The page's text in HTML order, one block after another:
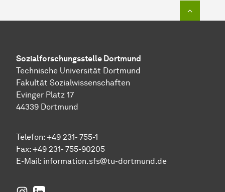
Sozial­forschungs­stelle Dortmund
Technische Universität Dortmund
Fakultät Sozialwissenschaften
Evinger Platz 17
44339 Dortmund
Telefon: +49 231- 755-1
Fax: +49 231- 755-90205
E-Mail: information.sfs@tu-dortmund.de